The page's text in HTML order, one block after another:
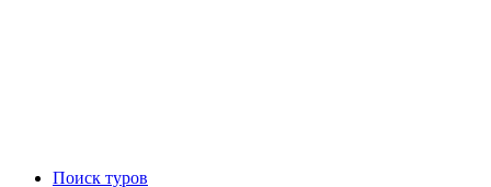
Поиск туров